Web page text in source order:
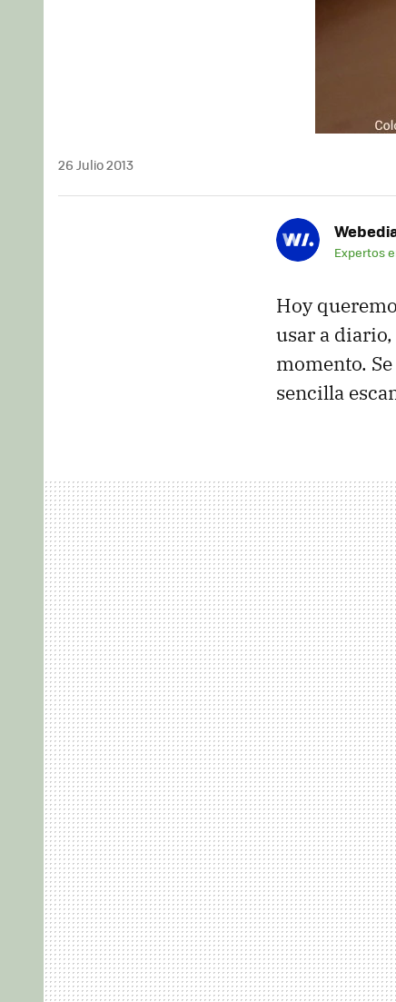
26 Julio 2013
Expertos
Hoy
usar a
momento.
sencilla